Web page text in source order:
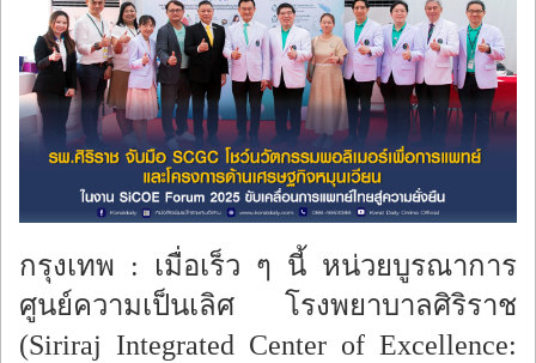
ติดต่อเรา
ร้องทุกข์
กรุงเทพ : เมื่อเร็ว ๆ นี้ หน่วยบูรณาการ
ศูนย์ความเป็นเลิศ โรงพยาบาลศิริราช
(Siriraj Integrated Center of Excellence: